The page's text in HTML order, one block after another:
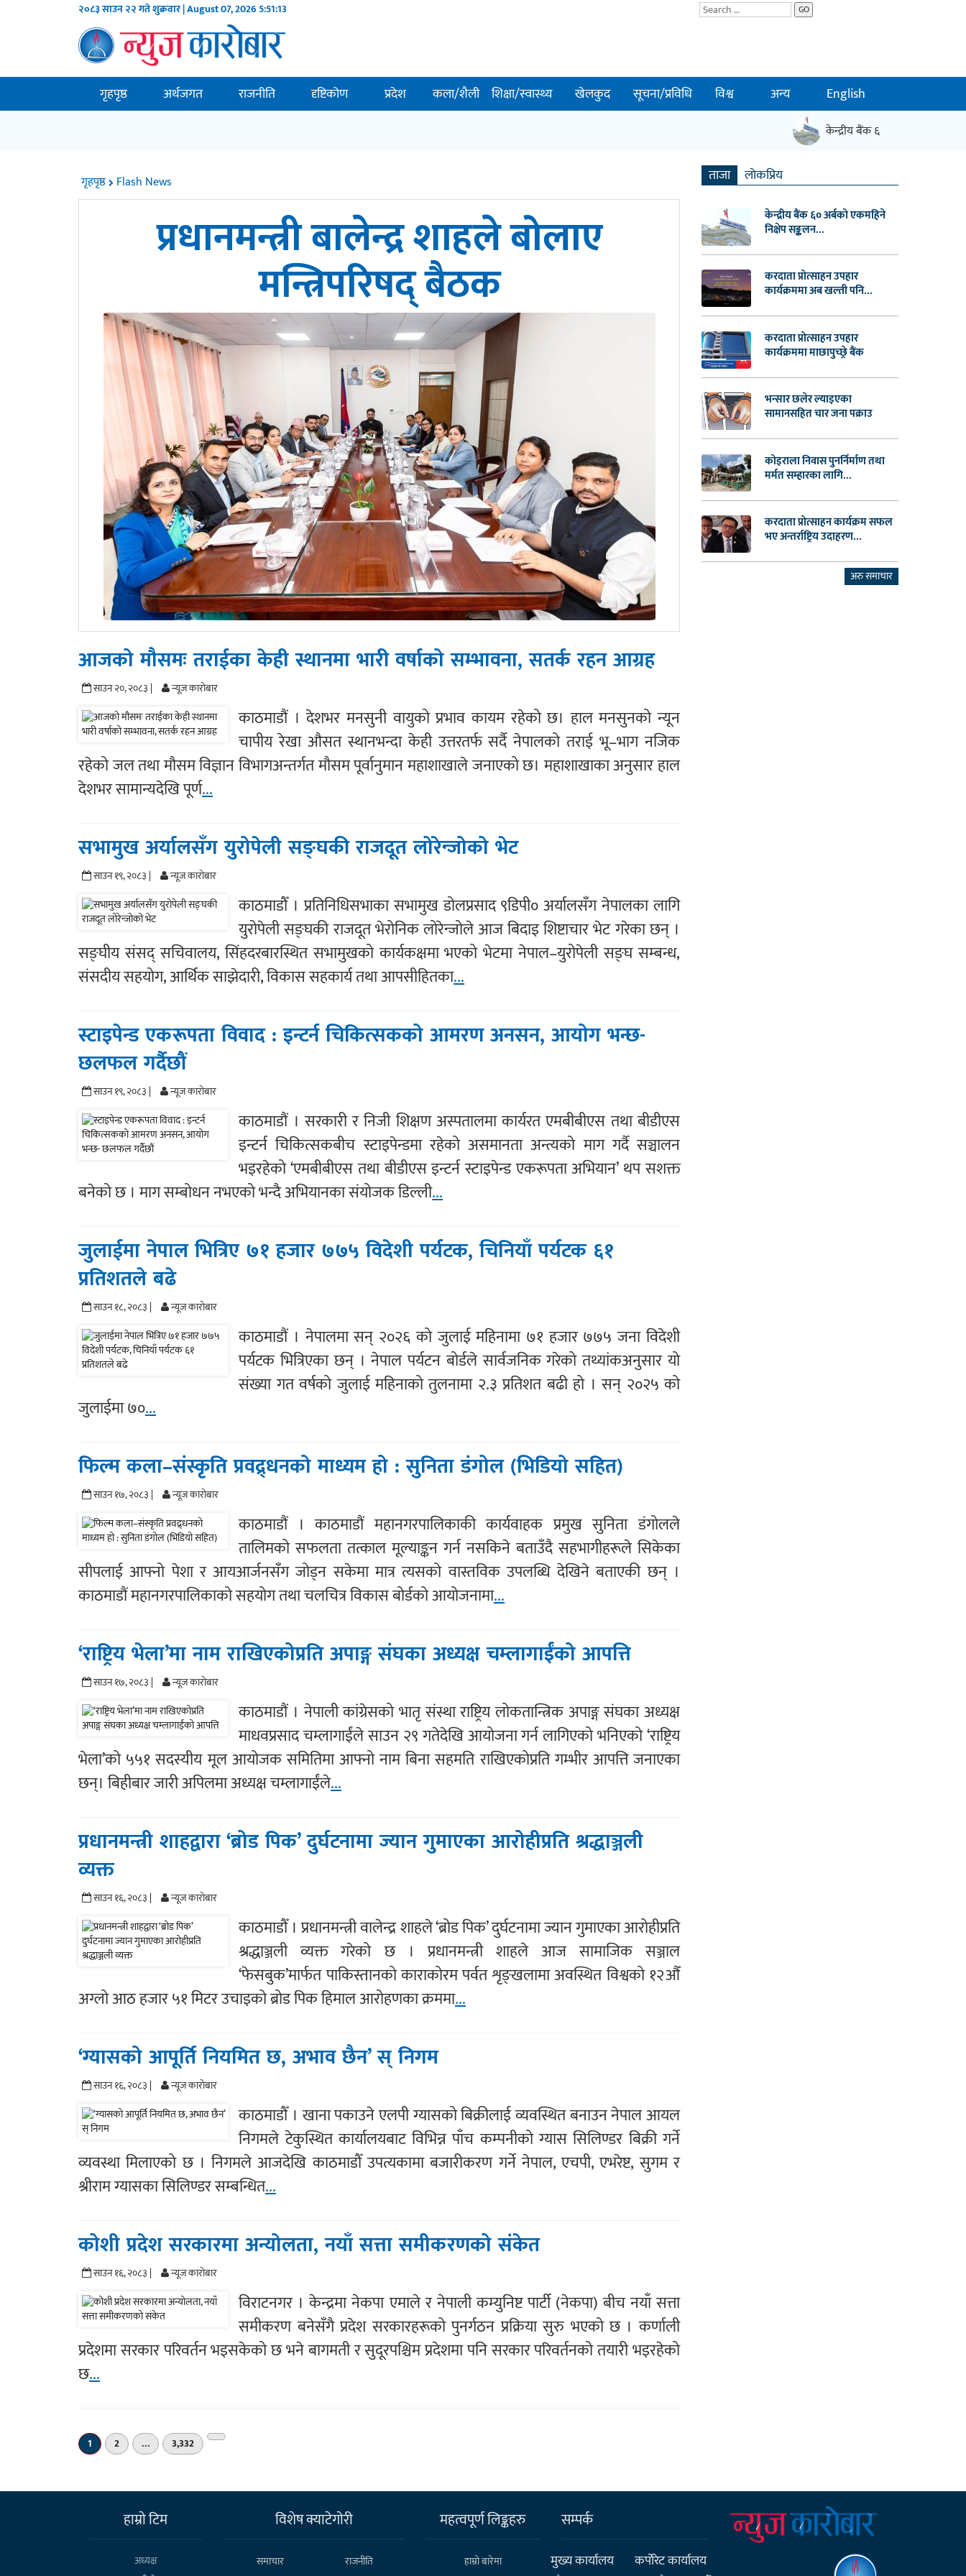
२०८३ साउन २२ गते शुक्रवार | August 07, 20265:51:13 GO
गृहपृष्ठ अर्थजगत राजनीति दृष्टिकोण प्रदेश कला/शैली शिक्षा/स्वास्थ्य खेलकुद सूचना/प्रविधि विश्व अन्य English
केन्द्रीय बैंक ६० अर्बको एकमहिने
गृहपृष्ठ Flash News
प्रधानमन्त्री बालेन्द्र शाहले बोलाए
मन्त्रिपरिषद् बैठक
आजको मौसमः तराईका केही स्थानमा भारी वर्षाको सम्भावना, सतर्क रहन आग्रह
साउन २०, २०८३ | न्यूज काराेबार
काठमाडौं । देशभर मनसुनी वायुको प्रभाव कायम रहेको छ। हाल मनसुनको न्यून
चापीय रेखा औसत स्थानभन्दा केही उत्तरतर्फ सर्दै नेपालको तराई भू–भाग नजिक
रहेको जल तथा मौसम विज्ञान विभागअन्तर्गत मौसम पूर्वानुमान महाशाखाले जनाएको छ। महाशाखाका अनुसार हाल
देशभर सामान्यदेखि पूर्ण...
सभामुख अर्यालसँग युरोपेली सङ्घकी राजदूत लोरेन्जोको भेट
साउन १९, २०८३ | न्यूज काराेबार
काठमाडौँ । प्रतिनिधिसभाका सभामुख डोलप्रसाद ९डिपी० अर्यालसँग नेपालका लागि
युरोपेली सङ्घकी राजदूत भेरोनिक लोरेन्जोले आज बिदाइ शिष्टाचार भेट गरेका छन् ।
सङ्घीय संसद् सचिवालय, सिंहदरबारस्थित सभामुखको कार्यकक्षमा भएको भेटमा नेपाल–युरोपेली सङ्घ सम्बन्ध,
संसदीय सहयोग, आर्थिक साझेदारी, विकास सहकार्य तथा आपसीहितका...
स्टाइपेन्ड एकरूपता विवाद : इन्टर्न चिकित्सकको आमरण अनसन, आयोग भन्छ-
छलफल गर्दैछौं
साउन १९, २०८३ | न्यूज काराेबार
काठमाडौं । सरकारी र निजी शिक्षण अस्पतालमा कार्यरत एमबीबीएस तथा बीडीएस
इन्टर्न चिकित्सकबीच स्टाइपेन्डमा रहेको असमानता अन्त्यको माग गर्दै सञ्चालन
भइरहेको ‘एमबीबीएस तथा बीडीएस इन्टर्न स्टाइपेन्ड एकरूपता अभियान’ थप सशक्त
बनेको छ । माग सम्बोधन नभएको भन्दै अभियानका संयोजक डिल्ली...
जुलाईमा नेपाल भित्रिए ७१ हजार ७७५ विदेशी पर्यटक, चिनियाँ पर्यटक ६१
प्रतिशतले बढे
साउन १८, २०८३ | न्यूज काराेबार
काठमाडौं । नेपालमा सन् २०२६ को जुलाई महिनामा ७१ हजार ७७५ जना विदेशी
पर्यटक भित्रिएका छन् । नेपाल पर्यटन बोर्डले सार्वजनिक गरेको तथ्यांकअनुसार यो
संख्या गत वर्षको जुलाई महिनाको तुलनामा २.३ प्रतिशत बढी हो । सन् २०२५ को
जुलाईमा ७०...
फिल्म कला–संस्कृति प्रवद्र्धनको माध्यम हो : सुनिता डंगोल (भिडियो सहित)
साउन १७, २०८३ | न्यूज काराेबार
काठमाडौं । काठमाडौं महानगरपालिकाकी कार्यवाहक प्रमुख सुनिता डंगोलले
तालिमको सफलता तत्काल मूल्याङ्कन गर्न नसकिने बताउँदै सहभागीहरूले सिकेका
सीपलाई आफ्नो पेशा र आयआर्जनसँग जोड्न सकेमा मात्र त्यसको वास्तविक उपलब्धि देखिने बताएकी छन् ।
काठमाडौं महानगरपालिकाको सहयोग तथा चलचित्र विकास बोर्डको आयोजनामा...
‘राष्ट्रिय भेला’मा नाम राखिएकोप्रति अपाङ्ग संघका अध्यक्ष चम्लागाईंको आपत्ति
साउन १७, २०८३ | न्यूज काराेबार
काठमाडौं । नेपाली कांग्रेसको भातृ संस्था राष्ट्रिय लोकतान्त्रिक अपाङ्ग संघका अध्यक्ष
माधवप्रसाद चम्लागाईंले साउन २९ गतेदेखि आयोजना गर्न लागिएको भनिएको ‘राष्ट्रिय
भेला’को ५५१ सदस्यीय मूल आयोजक समितिमा आफ्नो नाम बिना सहमति राखिएकोप्रति गम्भीर आपत्ति जनाएका
छन्। बिहीबार जारी अपिलमा अध्यक्ष चम्लागाईंले...
प्रधानमन्त्री शाहद्वारा ‘ब्रोड पिक’ दुर्घटनामा ज्यान गुमाएका आरोहीप्रति श्रद्धाञ्जली
व्यक्त
साउन १६, २०८३ | न्यूज काराेबार
काठमाडौँ । प्रधानमन्त्री वालेन्द्र शाहले ‘ब्रोड पिक’ दुर्घटनामा ज्यान गुमाएका आरोहीप्रति
श्रद्धाञ्जली व्यक्त गरेको छ । प्रधानमन्त्री शाहले आज सामाजिक सञ्जाल
‘फेसबुक’मार्फत पाकिस्तानको काराकोरम पर्वत शृङ्खलामा अवस्थित विश्वको १२औँ
अग्लो आठ हजार ५१ मिटर उचाइको ब्रोड पिक हिमाल आरोहणका क्रममा...
‘ग्यासको आपूर्ति नियमित छ, अभाव छैन’ स् निगम
साउन १६, २०८३ | न्यूज काराेबार
काठमाडौँ । खाना पकाउने एलपी ग्यासको बिक्रीलाई व्यवस्थित बनाउन नेपाल आयल
निगमले टेकुस्थित कार्यालयबाट विभिन्न पाँच कम्पनीको ग्यास सिलिण्डर बिक्री गर्ने
व्यवस्था मिलाएको छ । निगमले आजदेखि काठमाडौँ उपत्यकामा बजारीकरण गर्ने नेपाल, एचपी, एभरेष्ट, सुगम र
श्रीराम ग्यासका सिलिण्डर सम्बन्धित...
कोशी प्रदेश सरकारमा अन्योलता, नयाँ सत्ता समीकरणको संकेत
साउन १६, २०८३ | न्यूज काराेबार
विराटनगर । केन्द्रमा नेकपा एमाले र नेपाली कम्युनिष्ट पार्टी (नेकपा) बीच नयाँ सत्ता
समीकरण बनेसँगै प्रदेश सरकारहरूको पुनर्गठन प्रक्रिया सुरु भएको छ । कर्णाली
प्रदेशमा सरकार परिवर्तन भइसकेको छ भने बागमती र सुदूरपश्चिम प्रदेशमा पनि सरकार परिवर्तनको तयारी भइरहेको
छ...
1 2 … 3,332
अर्को
ताजा लाेकप्रिय
केन्द्रीय बैंक ६० अर्बको एकमहिने
निक्षेप सङ्कलन...
करदाता प्रोत्साहन उपहार
कार्यक्रममा अब खल्ती पनि...
करदाता प्रोत्साहन उपहार
कार्यक्रममा माछापुच्छ्रे बैंक
भन्सार छलेर ल्याइएका
सामानसहित चार जना पक्राउ
कोइराला निवास पुनर्निर्माण तथा
मर्मत सम्हारका लागि...
करदाता प्रोत्साहन कार्यक्रम सफल
भए अन्तर्राष्ट्रिय उदाहरण...
अरु समाचार
हाम्राे टिम
अध्यक्ष
विशेष क्याटेगाेरी
समाचार राजनीति
महत्वपूर्ण लिङ्कहरु
हाम्राे बारेमा
सम्पर्क
मुख्य कार्यालय कर्पाेरेट कार्यालय